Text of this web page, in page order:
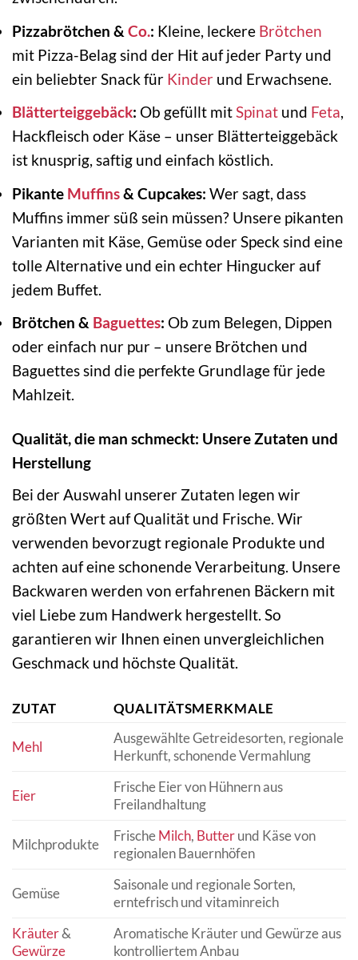
Pizzabrötchen & Co.: Kleine, leckere Brötchen
mit Pizza-Belag sind der Hit auf jeder Party und
ein beliebter Snack für Kinder und Erwachsene.
Blätterteiggebäck: Ob gefüllt mitSpinat und Feta,
Hackfleisch oder Käse – unser Blätterteiggebäck
ist knusprig, saftig und einfach köstlich.
Pikante Muffins& Cupcakes: Wer sagt, dass
Muffins immer süß sein müssen? Unsere pikanten
Varianten mit Käse, Gemüse oder Speck sind eine
tolle Alternative und ein echter Hingucker auf
jedem Buffet.
Brötchen & Baguettes: Ob zum Belegen, Dippen
oder einfach nur pur – unsere Brötchen und
Baguettes sind die perfekte Grundlage für jede
Mahlzeit.
Qualität, die man schmeckt: Unsere Zutaten und
Herstellung
Bei der Auswahl unserer Zutaten legen wir
größten Wert auf Qualität und Frische. Wir
verwenden bevorzugt regionale Produkte und
achten auf eine schonende Verarbeitung. Unsere
Backwaren werden von erfahrenen Bäckern mit
viel Liebe zum Handwerk hergestellt. So
garantieren wir Ihnen einen unvergleichlichen
Geschmack und höchste Qualität.
ZUTAT QUALITÄTSMERKMALE
Mehl
Ausgewählte Getreidesorten, regionale
Herkunft, schonende Vermahlung
Eier
Frische Eier von Hühnern aus
Freilandhaltung
Milchprodukte
FrischeMilch, Butterund Käse von
regionalen Bauernhöfen
Gemüse
Saisonale und regionale Sorten,
erntefrisch und vitaminreich
Kräuter&
Gewürze
Aromatische Kräuter und Gewürze aus
kontrolliertem Anbau